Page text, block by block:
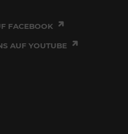
FACEBOOK
AUF YOUTUBE